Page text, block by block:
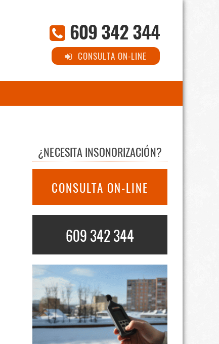
609 342 344
CONSULTA ON-LINE
¿NECESITA INSONORIZACIÓN?
CONSULTA ON-LINE
609 342 344